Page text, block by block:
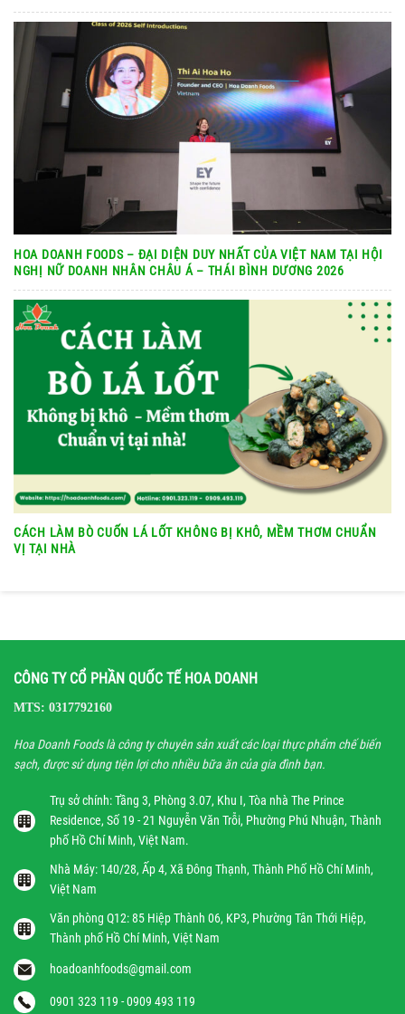
HOA DOANH FOODS – ĐẠI DIỆN DUY NHẤT CỦA VIỆT NAM TẠI HỘI
NGHỊ NỮ DOANH NHÂN CHÂU Á – THÁI BÌNH DƯƠNG 2026
CÁCH LÀM BÒ CUỐN LÁ LỐT KHÔNG BỊ KHÔ, MỀM THƠM CHUẨN
VỊ TẠI NHÀ
CÔNG TY CỔ PHẦN QUỐC TẾ HOA DOANH
MTS: 0317792160
Hoa Doanh Foods là công ty chuyên sản xuất các loại thực phẩm chế biến
sạch, được sử dụng tiện lợi cho nhiều bữa ăn của gia đình bạn.
Trụ sở chính: Tầng 3, Phòng 3.07, Khu I, Tòa nhà The Prince
Residence, Số 19 - 21 Nguyễn Văn Trỗi, Phường Phú Nhuận, Thành
phố Hồ Chí Minh, Việt Nam.
Nhà Máy: 140/28, Ấp 4, Xã Đông Thạnh, Thành Phố Hồ Chí Minh,
Việt Nam
Văn phòng Q12: 85 Hiệp Thành 06, KP3, Phường Tân Thới Hiệp,
Thành phố Hồ Chí Minh, Việt Nam
hoadoanhfoods@gmail.com
0901 323 119 - 0909 493 119